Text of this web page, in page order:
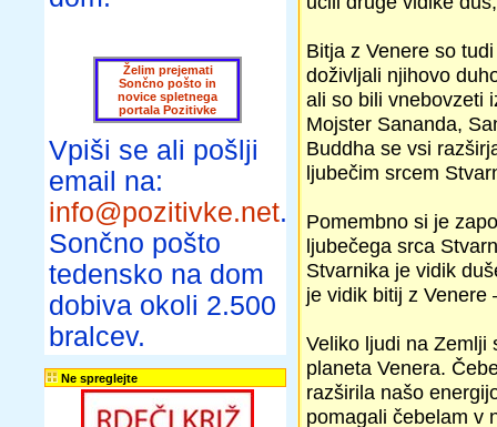
Želim prejemati
Sončno pošto in
novice spletnega
portala Pozitivke
Vpiši se ali pošlji
email na:
info@pozitivke.net.
Sončno pošto
tedensko na dom
dobiva okoli 2.500
bralcev.
Ne spreglejte
Bitja z Venere so
doživljali njihovo
ali so bili vnebovzeti
Mojster Sananda,
Buddha se vsi
ljubečim srcem
Pomembno si je
ljubečega srca
Stvarnika je vidik
je vidik bitij z Venere
Veliko ljudi na Zemlji
planeta Venera.
razširila našo
pomagali čebelam v